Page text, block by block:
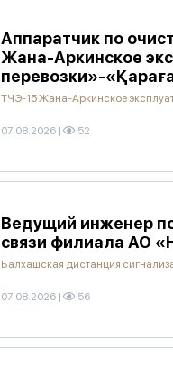
Аппаратчик по
Жана-Аркинское
перевозки»-
ТЧЭ-15 Жана-Аркинское
07.08.2026 | 52
Ведущий инженер
связи филиала АО
Балхашская дистанция
07.08.2026 | 56